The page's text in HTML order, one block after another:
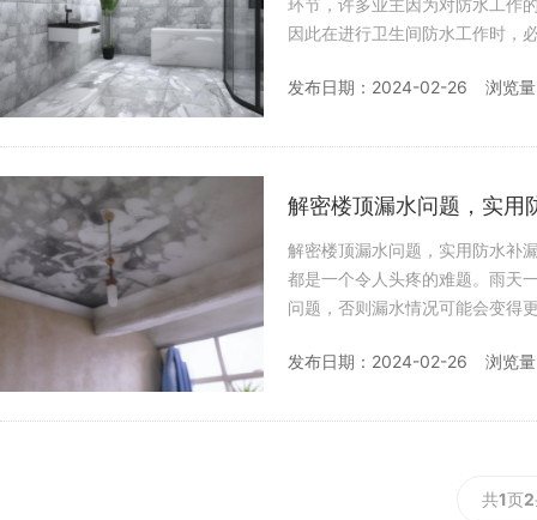
环节，许多业主因为对防水工作
因此在进行卫生间防水工作时，
发布日期：2024-02-26
浏览
解密楼顶漏水问题，实用
解密楼顶漏水问题，实用防水补漏方案大揭秘！ 无论是城市的顶层住户
都是一个令人头疼的难题。雨天
问题，否则漏水情况可能会变得
发布日期：2024-02-26
浏览
共1页2